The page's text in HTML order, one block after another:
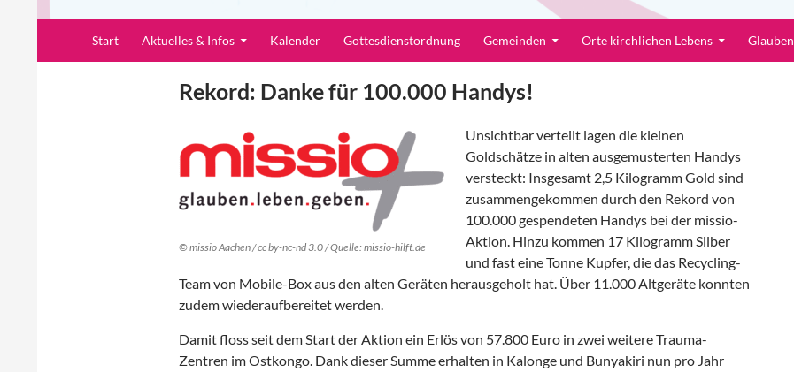
Pfarrei Heiliger Martin
Start Aktuelles & Infos Kalender Gottesdienstordnung Gemeinden Orte kirchlichen Lebens Glauben
Rekord: Danke für 100.000 Handys!
© missio Aachen / cc by-nc-nd 3.0 / Quelle: missio-hilft.de
Unsichtbar verteilt lagen die kleinen
Goldschätze in alten ausgemusterten Handys
versteckt: Insgesamt 2,5 Kilogramm Gold sind
zusammengekommen durch den Rekord von
100.000 gespendeten Handys bei der missio-
Aktion. Hinzu kommen 17 Kilogramm Silber
und fast eine Tonne Kupfer, die das Recycling-
Team von Mobile-Box aus den alten Geräten herausgeholt hat. Über 11.000 Altgeräte konnten
zudem wiederaufbereitet werden.
Damit floss seit dem Start der Aktion ein Erlös von 57.800 Euro in zwei weitere Trauma-
Zentren im Ostkongo. Dank dieser Summe erhalten in Kalonge und Bunyakiri nun pro Jahr